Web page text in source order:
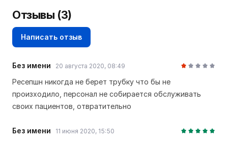
Отзывы (3)
Написать отзыв
Без имени 20 августа 2020, 08:49
Ресепшн никогда не берет трубку что бы не
произходило, персонал не собирается обслуживать
своих пациентов, отвратительно
Без имени 11 июня 2020, 15:50